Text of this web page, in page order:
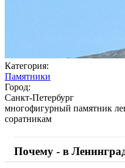
Категория:
Памятники
Город:
Санкт-Петербург
многофигурный памятник
соратникам
Почему - в